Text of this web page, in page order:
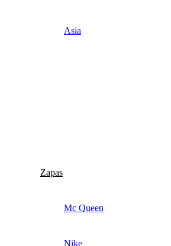
Asia
Zapas
Mc Queen
Nike